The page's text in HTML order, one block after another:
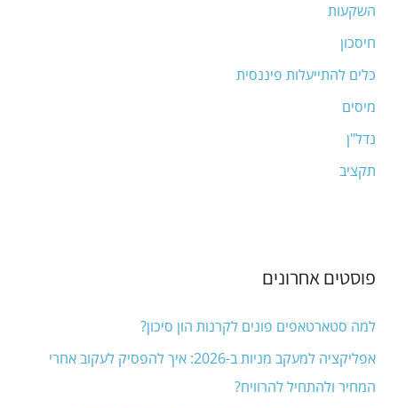
o
r
:
השקעות
חיסכון
כלים להתייעלות פיננסית
מיסים
נדל"ן
תקציב
פוסטים אחרונים
למה סטארטאפים פונים לקרנות הון סיכון?
אפליקציה למעקב מניות ב-2026: איך להפסיק לעקוב אחרי
המחיר ולהתחיל להרוויח?